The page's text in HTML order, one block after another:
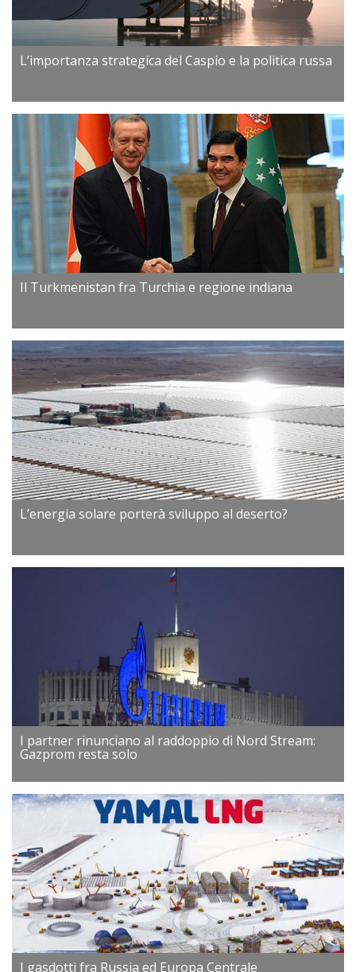
L’importanza strategica del Caspio e la politica russa
Il Turkmenistan fra Turchia e regione indiana
L’energia solare porterà sviluppo al deserto?
I partner rinunciano al raddoppio di Nord Stream:
Gazprom resta solo
I gasdotti fra Russia ed Europa Centrale